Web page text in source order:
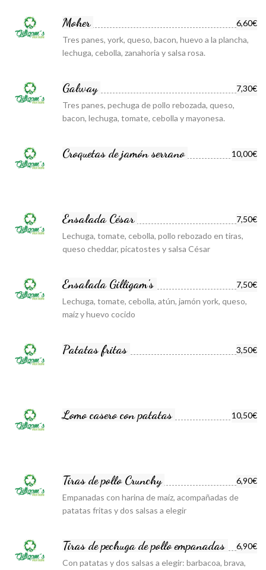
Moher
6,60€
Tres panes, york, queso, bacon, huevo a la plancha,
lechuga, cebolla, zanahoria y salsa rosa.
Galway
7,30€
Tres panes, pechuga de pollo rebozada, queso,
bacon, lechuga, tomate, cebolla y mayonesa.
Croquetas de jamón serrano 10,00€
Ensalada César
7,50€
Lechuga, tomate, cebolla, pollo rebozado en tiras,
queso cheddar, picatostes y salsa César
Ensalada Gilligam's
7,50€
Lechuga, tomate, cebolla, atún, jamón york, queso,
maíz y huevo cocido
Patatas fritas 3,50€
Lomo casero con patatas 10,50€
Tiras de pollo Crunchy
6,90€
Empanadas con harina de maíz, acompañadas de
patatas fritas y dos salsas a elegir
Tiras de pechuga de pollo empanadas
6,90€
Con patatas y dos salsas a elegir: barbacoa, brava,